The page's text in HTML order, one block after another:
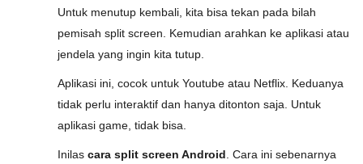
Untuk menutup kembali, kita bisa tekan pada bilah
pemisah split screen. Kemudian arahkan ke aplikasi atau
jendela yang ingin kita tutup.
Aplikasi ini, cocok untuk Youtube atau Netflix. Keduanya
tidak perlu interaktif dan hanya ditonton saja. Untuk
aplikasi game, tidak bisa.
Inilas cara split screen Android . Cara ini sebenarnya